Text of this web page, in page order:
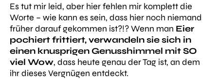
Es tut mir leid, aber hier fehlen mir komplett die
Worte – wie kann es sein, dass hier noch niemand
früher darauf gekommen ist?!? Wenn man Eier
pochiert frittiert, verwandeln sie sich in
einen knusprigen Genusshimmel mit SO
viel Wow, dass heute genau der Tag ist, an dem
ihr dieses Vergnügen entdeckt.